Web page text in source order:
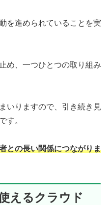
を進められていることを実
め、一つひとつの取り組み
いりますので、引き続き見
す。
との長い関係につながりま
えるクラウド